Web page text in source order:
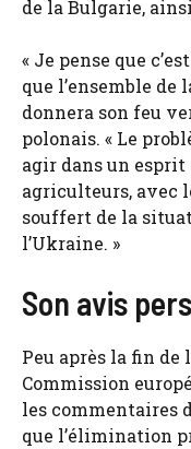
de la Bulgarie,
« Je pense que
que l’ensemble de
donnera son feu
polonais. « Le
agir dans un
agriculteurs, avec
souffert de la
l’Ukraine. »
Son avis
Peu après la fin
Commission
les commentaires
que l’élimination